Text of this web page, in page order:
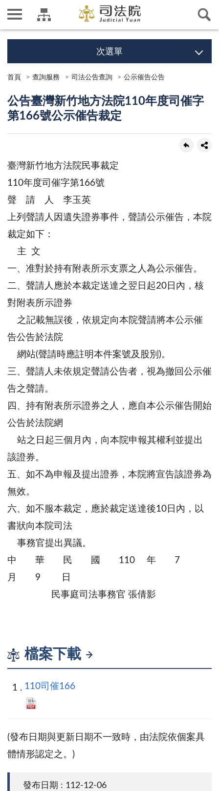
次選單
首頁 查詢服務 司法公告查詢 公示催告公告
公告臺灣新竹地方法院110年度司催字
第166號公示催告裁定
臺灣新竹地方法院民事裁定
110年度司催字第166號
聲 請 人 李玉英
上列聲請人因遺失證券事件，聲請公示催告，本院
裁定如下：
主 文
一、准對於持有附表所示支票之人為公示催告。
二、聲請人應於本裁定送達之翌日起20日內，核
對附表所示證券
之記載無誤後，依規定向本院聲請將本公示催
告公告於法院
網站(聲請時應註明本件案號及股別)。
三、聲請人未依規定聲請公告者，視為撤回公示催
告之聲請。
四、持有附表所示證券之人，應自本公示催告開始
公告於法院網
站之日起三個月內，向本院申報其權利並提出
該證券。
五、如不為申報及提出證券，本院將宣告該證券為
無效。
六、如不服本裁定，應於裁定送達後10日內，以
書狀向本院司法
事務官提出異議。
中 華 民 國 110 年 7
月 9 日
民事庭司法事務官 張倩影
檔案下載
110司催166
(發布日期與更新日期不一致時，由法院依個案具
體情形認定之。)
發布日期 : 112-12-06